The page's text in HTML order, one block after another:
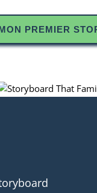
PREMIER